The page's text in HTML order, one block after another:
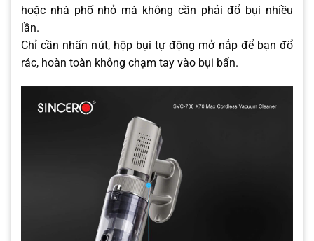
hoặc nhà phố nhỏ mà không cần phải đổ bụi nhiều
lần.
Chỉ cần nhấn nút, hộp bụi tự động mở nắp để bạn đổ
rác, hoàn toàn không chạm tay vào bụi bẩn.